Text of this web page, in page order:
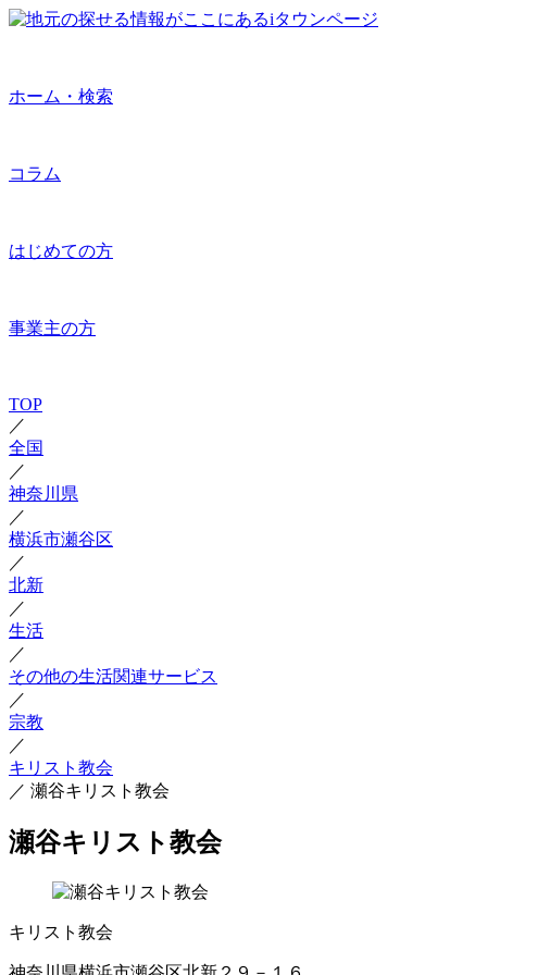
ホーム・検索
コラム
はじめての方
事業主の方
TOP
／
全国
／
神奈川県
／
横浜市瀬谷区
／
北新
／
生活
／
その他の生活関連サービス
／
宗教
／
キリスト教会
／ 瀬谷キリスト教会
瀬谷キリスト教会
キリスト教会